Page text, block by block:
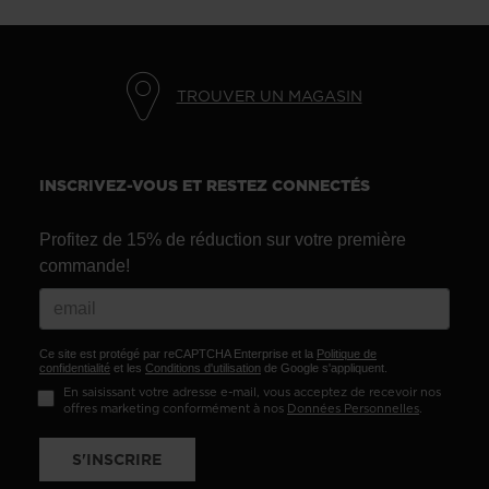
United
TROUVER UN MAGASIN
INSCRIVEZ-VOUS ET RESTEZ CONNECTÉS
Profitez de 15% de réduction sur votre première
commande!
Ce site est protégé par reCAPTCHA Enterprise et la Politique de
confidentialité et les Conditions d'utilisation de Google s'appliquent.
En saisissant votre adresse e-mail, vous acceptez de recevoir nos
offres marketing conformément à nos Données Personnelles.
S'INSCRIRE